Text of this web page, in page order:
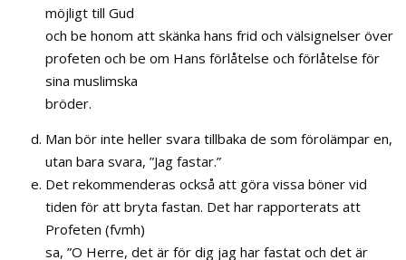
möjligt till Gud
och be honom att skänka hans frid och välsignelser över
profeten och be om Hans förlåtelse och förlåtelse för
sina muslimska
bröder.
Man bör inte heller svara tillbaka de som förolämpar en,
utan bara svara, ”Jag fastar.”
Det rekommenderas också att göra vissa böner vid
tiden för att bryta fastan. Det har rapporterats att
Profeten (fvmh)
sa, ”O Herre, det är för dig jag har fastat och det är